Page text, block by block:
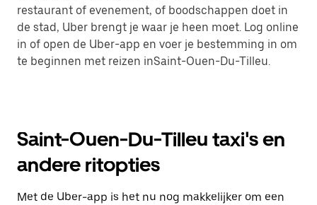
restaurant of evenement, of boodschappen doet in
de stad, Uber brengt je waar je heen moet. Log online
in of open de Uber-app en voer je bestemming in om
te beginnen met reizen inSaint-Ouen-Du-Tilleu.
Saint-Ouen-Du-Tilleu taxi's en
andere ritopties
Met de Uber-app is het nu nog makkelijker om een